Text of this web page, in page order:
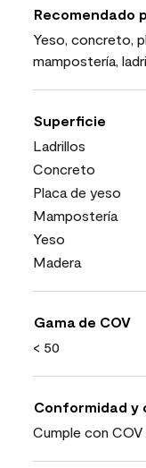
Recomendado
Yeso, concreto,
mampostería,
Superficie
Ladrillos
Concreto
Placa de yeso
Mampostería
Yeso
Madera
Gama de COV
< 50
Conformidad
Cumple con